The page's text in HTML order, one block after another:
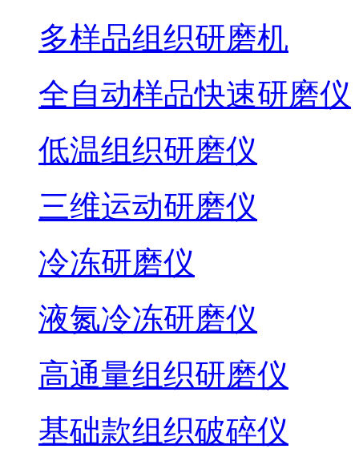
多样品组织研磨机
全自动样品快速研磨仪
低温组织研磨仪
三维运动研磨仪
冷冻研磨仪
液氮冷冻研磨仪
高通量组织研磨仪
基础款组织破碎仪